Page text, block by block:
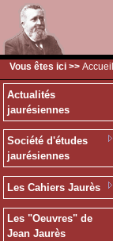
Vous êtes ici >> Accueil
Actualités
jaurésiennes
Société d'études
jaurésiennes
Les Cahiers Jaurès
Les "Oeuvres" de
Jean Jaurès